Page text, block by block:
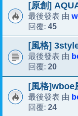
[原創]
最後發表 由
回覆: 45
[風格]
最後發表 由
回覆: 20
[風格]wboe
最後發表 由
回覆: 24